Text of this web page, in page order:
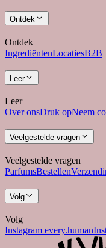
Ontdek
Ontdek
IngrediëntenLocatiesB2B
Leer
Leer
Over onsDruk opNeem
Veelgestelde vragen
Veelgestelde vragen
ParfumsBestellen
Volg
Volg
Instagram every.human